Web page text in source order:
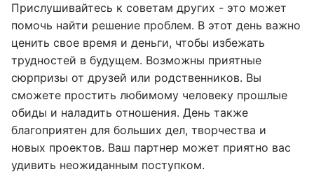
Прислушивайтесь к советам других - это может
помочь найти решение проблем. В этот день важно
ценить свое время и деньги, чтобы избежать
трудностей в будущем. Возможны приятные
сюрпризы от друзей или родственников. Вы
сможете простить любимому человеку прошлые
обиды и наладить отношения. День также
благоприятен для больших дел, творчества и
новых проектов. Ваш партнер может приятно вас
удивить неожиданным поступком.